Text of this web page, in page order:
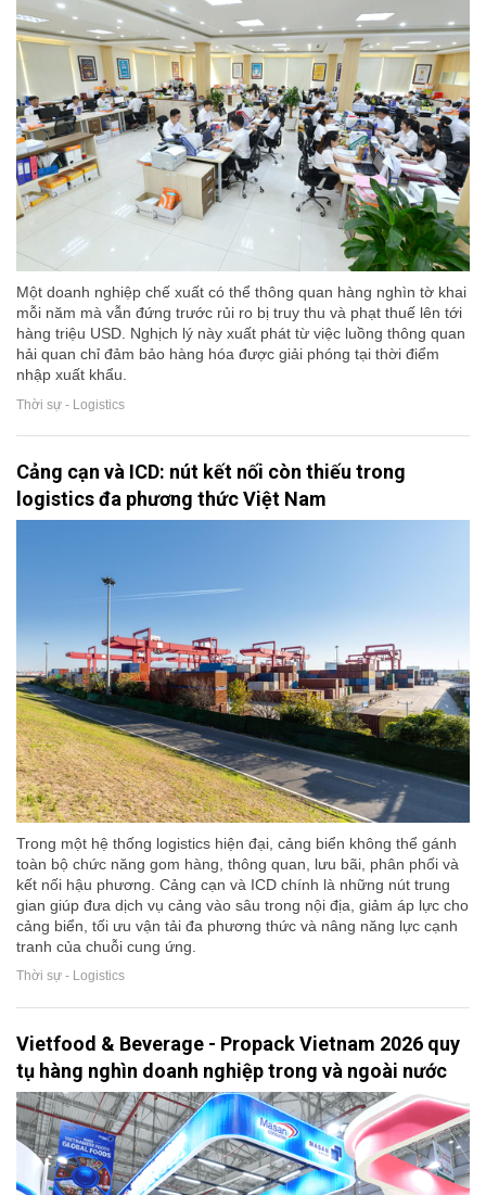
Một doanh nghiệp chế xuất có thể thông quan hàng nghìn tờ khai
mỗi năm mà vẫn đứng trước rủi ro bị truy thu và phạt thuế lên tới
hàng triệu USD. Nghịch lý này xuất phát từ việc luồng thông quan
hải quan chỉ đảm bảo hàng hóa được giải phóng tại thời điểm
nhập xuất khẩu.
Thời sự - Logistics
Cảng cạn và ICD: nút kết nối còn thiếu trong
logistics đa phương thức Việt Nam
Trong một hệ thống logistics hiện đại, cảng biển không thể gánh
toàn bộ chức năng gom hàng, thông quan, lưu bãi, phân phối và
kết nối hậu phương. Cảng cạn và ICD chính là những nút trung
gian giúp đưa dịch vụ cảng vào sâu trong nội địa, giảm áp lực cho
cảng biển, tối ưu vận tải đa phương thức và nâng năng lực cạnh
tranh của chuỗi cung ứng.
Thời sự - Logistics
Vietfood & Beverage - Propack Vietnam 2026 quy
tụ hàng nghìn doanh nghiệp trong và ngoài nước